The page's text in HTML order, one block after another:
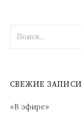
СВЕЖИЕ ЗАПИСИ
«В эфире»